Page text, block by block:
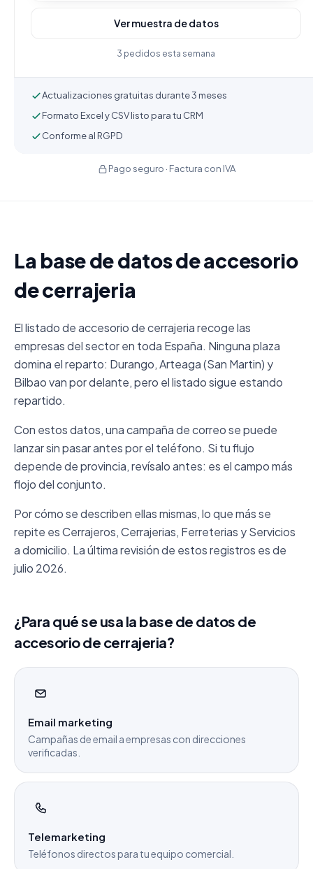
Ver muestra de datos
3 pedidos esta semana
Actualizaciones gratuitas durante 3 meses
Formato Excel y CSV listo para tu CRM
Conforme al RGPD
Pago seguro · Factura con IVA
La base de datos de accesorio
de cerrajeria
El listado de accesorio de cerrajeria recoge las
empresas del sector en toda España. Ninguna plaza
domina el reparto: Durango, Arteaga (San Martin) y
Bilbao van por delante, pero el listado sigue estando
repartido.
Con estos datos, una campaña de correo se puede
lanzar sin pasar antes por el teléfono. Si tu flujo
depende de provincia, revísalo antes: es el campo más
flojo del conjunto.
Por cómo se describen ellas mismas, lo que más se
repite es Cerrajeros, Cerrajerias, Ferreterias y Servicios
a domicilio. La última revisión de estos registros es de
julio 2026.
¿Para qué se usa la base de datos de
accesorio de cerrajeria?
Email marketing
Campañas de email a empresas con direcciones
verificadas.
Telemarketing
Teléfonos directos para tu equipo comercial.